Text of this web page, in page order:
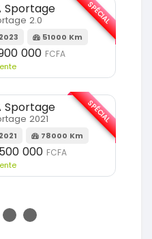
Sportage
2.0
51000 Km
000 FCFA
SPÉCIAL
Sportage
2021
78000 Km
000 FCFA
SPÉCIAL